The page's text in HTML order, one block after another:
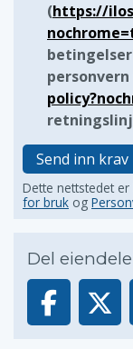
(https://
personvern
Send inn krav
Dette nettstedet er
for bruk og
Del